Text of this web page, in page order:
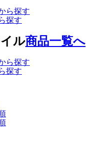
ら探す
探す
ル商品一覧へ
ら探す
探す